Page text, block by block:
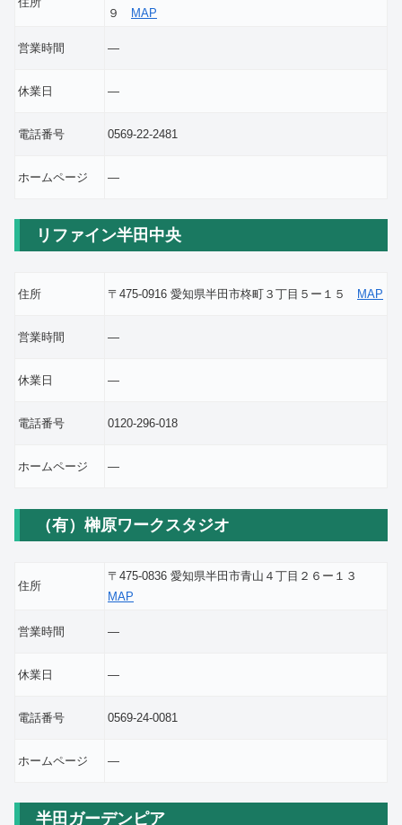
９ MAP
営業時間 ―
休業日 ―
電話番号 0569-22-2481
ホームページ ―
リファイン半田中央
住所 〒475-0916 愛知県半田市柊町３丁目５ー１５ MAP
営業時間 ―
休業日 ―
電話番号 0120-296-018
ホームページ ―
（有）榊原ワークスタジオ
住所
〒475-0836 愛知県半田市青山４丁目２６ー１３
MAP
営業時間 ―
休業日 ―
電話番号 0569-24-0081
ホームページ ―
半田ガーデンピア